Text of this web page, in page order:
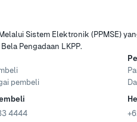
Sistem Elektronik (PPMSE)
Pengadaan LKPP.
pembeli
4444